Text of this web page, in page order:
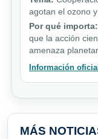
agotan el ozono
Por qué importa:
que la acción
amenaza
Información
MÁS